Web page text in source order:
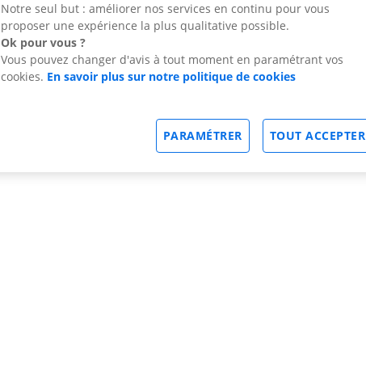
Notre seul but : améliorer nos services en continu pour vous
proposer une expérience la plus qualitative possible.
Ok pour vous ?
Vous pouvez changer d'avis à tout moment en paramétrant vos
cookies. En savoir plus sur notre politique de cookies
TOUT ACCEPTER
PARAMÉTRER